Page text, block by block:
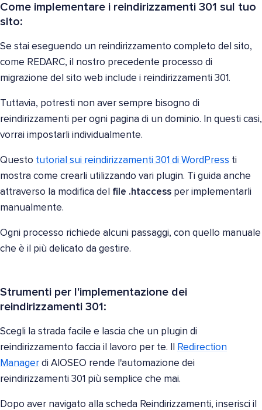
Come implementare i reindirizzamenti 301 sul tuo
sito:
Se stai eseguendo un reindirizzamento completo del sito,
come REDARC, il nostro precedente processo di
migrazione del sito web include i reindirizzamenti 301.
Tuttavia, potresti non aver sempre bisogno di
reindirizzamenti per ogni pagina di un dominio. In questi casi,
vorrai impostarli individualmente.
Questo tutorial sui reindirizzamenti 301 di WordPress ti
mostra come crearli utilizzando vari plugin. Ti guida anche
attraverso la modifica del file .htaccess per implementarli
manualmente.
Ogni processo richiede alcuni passaggi, con quello manuale
che è il più delicato da gestire.
Strumenti per l'implementazione dei
reindirizzamenti 301:
Scegli la strada facile e lascia che un plugin di
reindirizzamento faccia il lavoro per te. Il
Redirection
Manager di AIOSEO rende l'automazione dei
reindirizzamenti 301 più semplice che mai.
Dopo aver navigato alla scheda Reindirizzamenti, inserisci il